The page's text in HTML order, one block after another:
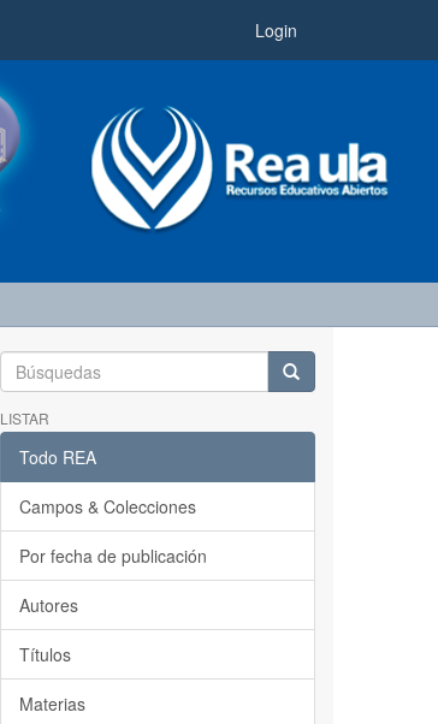
Login
LISTAR
Todo REA
Campos & Colecciones
Por fecha de publicación
Autores
Títulos
Materias